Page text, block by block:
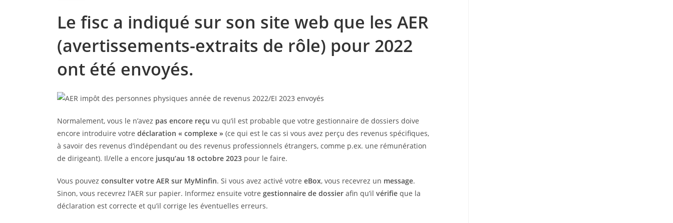
Le fisc a indiqué sur son site web que les AER
(avertissements-extraits de rôle) pour 2022
ont été envoyés.
Normalement, vous le n’avez pas encore reçu vu qu’il est probable que votre gestionnaire de dossiers doive
encore introduire votre déclaration « complexe » (ce qui est le cas si vous avez perçu des revenus spécifiques,
à savoir des revenus d’indépendant ou des revenus professionnels étrangers, comme p.ex. une rémunération
de dirigeant). Il/elle a encore jusqu’au 18 octobre 2023 pour le faire.
Vous pouvez consulter votre AER sur MyMinfin. Si vous avez activé votre eBox, vous recevrez un message.
Sinon, vous recevrez l’AER sur papier. Informez ensuite votre gestionnaire de dossierafin qu’il vérifie que la
déclaration est correcte et qu’il corrige les éventuelles erreurs.